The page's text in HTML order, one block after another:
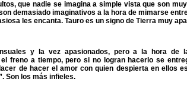
que nadie se imagina a simple vista que son
demasiado imaginativos a la hora de mimarse
les encanta. Tauro es un signo de Tierra muy
y la vez apasionados, pero a la hora de
freno a tiempo, pero si no logran hacerlo se
de hacer el amor con quien despierta en ellos
Son los más infieles.